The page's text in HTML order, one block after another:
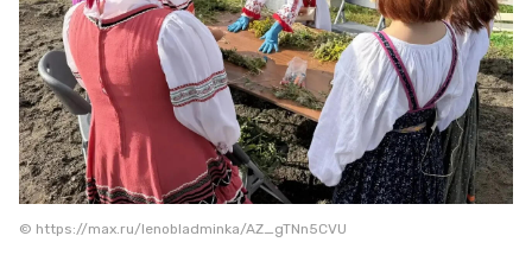
© https://max.ru/lenobladminka/AZ_gTNn5CVU